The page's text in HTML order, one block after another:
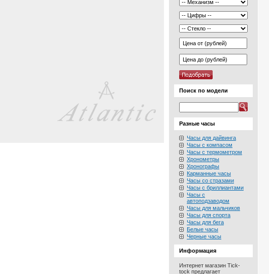
Поиск по модели
Разные часы
Часы для дайвинга
Часы с компасом
Часы с термометром
Хронометры
Хронографы
Карманные часы
Часы со стразами
Часы с бриллиантами
Часы с
автоподзаводом
Часы для мальчиков
Часы для спорта
Часы для бега
Белые часы
Черные часы
Информация
Интернет магазин Tick-
tock предлагает